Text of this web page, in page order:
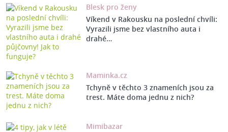
Blesk pro ženy
Víkend v Rakousku na poslední chvíli:
Vyrazili jsme bez vlastního auta i
drahé…
Maminka.cz
Tchyně v těchto 3 znameních jsou za
trest. Máte doma jednu z nich?
Mimibazar